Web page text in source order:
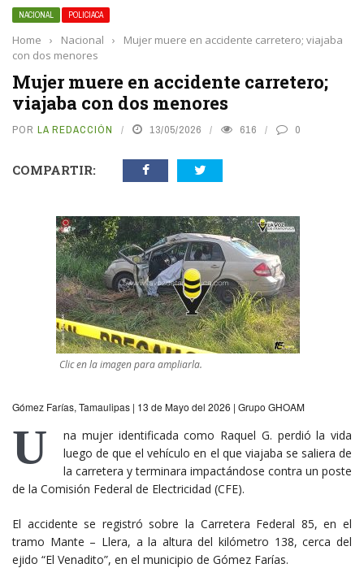
NACIONAL POLICIACA
Home › Nacional ›
Mujer muere en accidente carretero; viajaba
con dos menores
Mujer muere en accidente carretero;
viajaba con dos menores
POR LA REDACCIÓN 13/05/2026 616 0
COMPARTIR:
Clic en la imagen para ampliarla.
Gómez Farías, Tamaulipas | 13 de Mayo del 2026 | Grupo GHOAM
U
na mujer identificada como Raquel G. perdió la vida
luego de que el vehículo en el que viajaba se saliera de
la carretera y terminara impactándose contra un poste
de la Comisión Federal de Electricidad (CFE).
El accidente se registró sobre la Carretera Federal 85, en el
tramo Mante – Llera, a la altura del kilómetro 138, cerca del
ejido “El Venadito”, en el municipio de Gómez Farías.